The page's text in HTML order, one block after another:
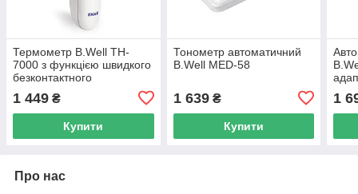
Термометр B.Well TH-
7000 з функцією швидкого
безконтактного
1 449 ₴
Купити
Тонометр автоматичний
B.Well MED-58
1 639₴
Купити
1
Про нас